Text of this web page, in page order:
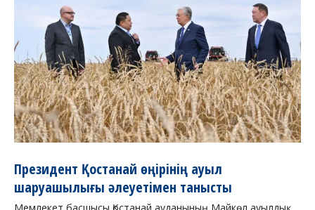
Президент Қостанай өңірінің ауыл
шаруашылығы әлеуетімен танысты